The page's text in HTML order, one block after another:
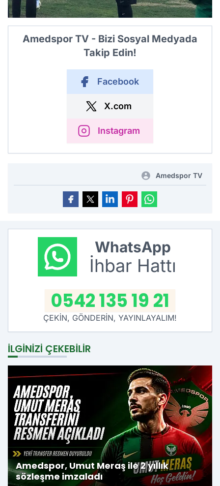
Amedspor TV - Bizi Sosyal Medyada
Takip Edin!
Facebook
X.com
Instagram
Amedspor TV
WhatsApp
İhbar Hattı
0542 135 19 21
ÇEKİN, GÖNDERİN, YAYINLAYALIM!
İLGINIZI ÇEKEBILIR
Amedspor, Umut Meraş ile 2 yıllık
sözleşme imzaladı